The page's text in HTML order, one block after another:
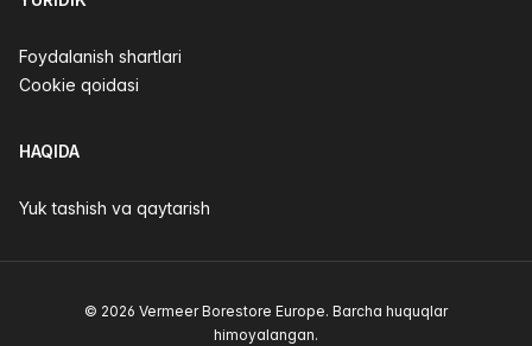
Foydalanish shartlari
Cookie qoidasi
HAQIDA
Yuk tashish va qaytarish
© 2026 Vermeer Borestore Europe. Barcha huquqlar
himoyalangan.